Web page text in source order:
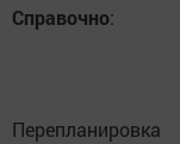
Справочно: